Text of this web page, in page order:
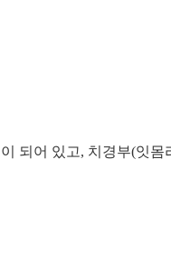
되어 있고, 치경부(잇몸